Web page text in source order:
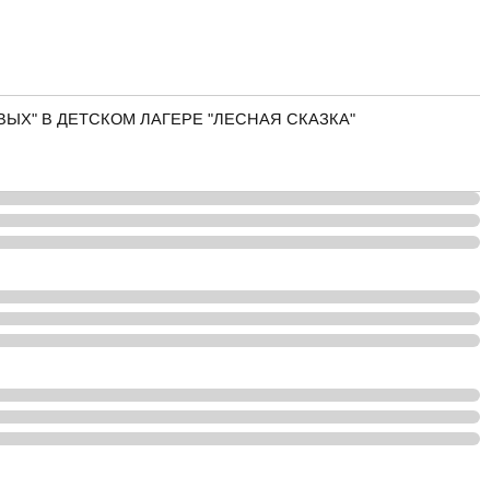
В ДЕТСКОМ ЛАГЕРЕ "ЛЕСНАЯ СКАЗКА"